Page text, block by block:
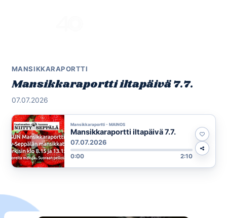
MANSIKKARAPORTTI
Mansikkaraportti iltapäivä 7.7.
07.07.2026
Mansikkaraportti - MAINOS
Mansikkaraportti iltapäivä 7.7.
07.07.2026
0:00 2:10